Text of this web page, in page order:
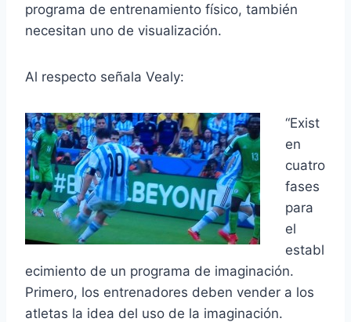
programa de entrenamiento físico, también
necesitan uno de visualización.
Al respecto señala Vealy:
“Exist
en
cuatro
fases
para
el
establ
ecimiento de un programa de imaginación.
Primero, los entrenadores deben vender a los
atletas la idea del uso de la imaginación.